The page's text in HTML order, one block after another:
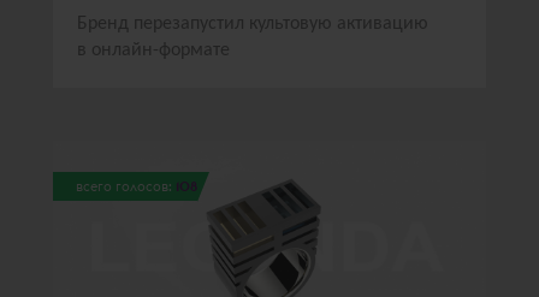
Бренд перезапустил культовую активацию
в онлайн-формате
всего голосов: 108